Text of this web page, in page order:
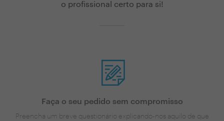
o profissional certo para si!
Faça o seu pedido sem compromisso
Preencha um breve questionário explicando-nos aquilo de que